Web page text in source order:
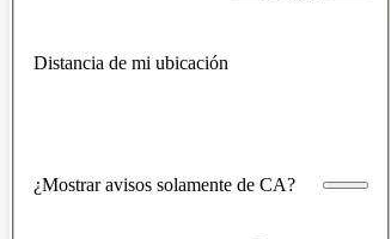
Distancia de mi ubicación
¿Mostrar avisos solamente de CA?